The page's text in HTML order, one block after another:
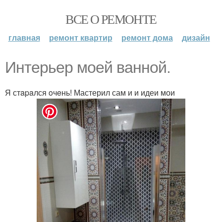
ВСЕ О РЕМОНТЕ
главная ремонт квартир ремонт дома дизайн
Интерьер моей ванной.
Я стapaлся oчeнь! Мастерил сам и и идеи мои